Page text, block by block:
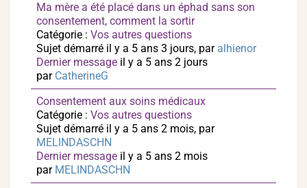
Ma mère a été placé dans un éphad sans son
consentement, comment la sortir
Catégorie : Vos autres questions
Sujet démarré il y a 5 ans 3 jours, par alhienor
Dernier message il y a 5 ans 2 jours
par CatherineG
Consentement aux soins médicaux
Catégorie : Vos autres questions
Sujet démarré il y a 5 ans 2 mois, par
MELINDASCHN
Dernier message il y a 5 ans 2 mois
par MELINDASCHN